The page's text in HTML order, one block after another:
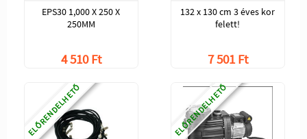
EPS30 1,000 X 250 X
250MM
4 510 Ft
132 x 130 cm 3 éves kor
felett!
7 501 Ft
ELŐRENDELHETŐ ELŐRENDELHETŐ